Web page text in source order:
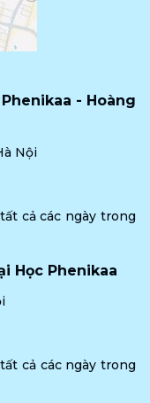
- Hoàng
Nội
cả các ngày trong
Học Phenikaa
cả các ngày trong